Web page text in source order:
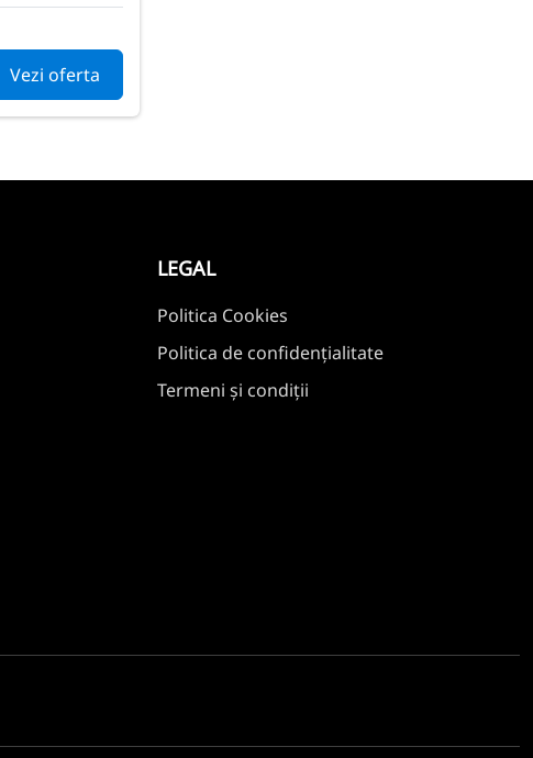
Vezi oferta
LEGAL
Politica Cookies
Politica de confidențialitate
Termeni și condiții